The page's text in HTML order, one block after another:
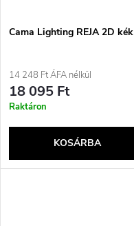
Cama Lighting REJA 2D kék
14 248 Ft ÁFA nélkül
18 095 Ft
Raktáron
KOSÁRBA